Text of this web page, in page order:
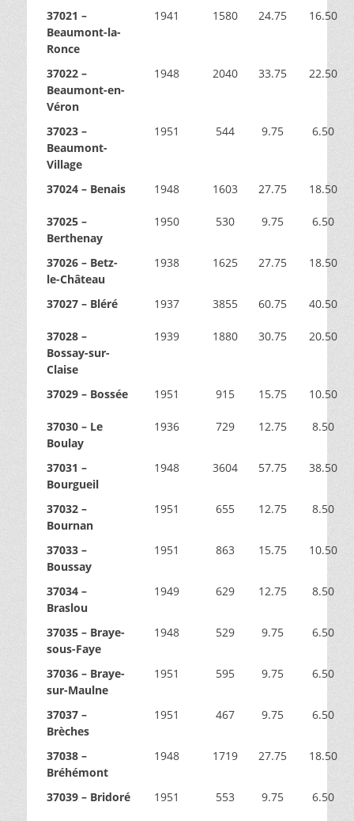
37021 –
Beaumont-la-
Ronce
1941 1580 24.75 16.50
37022 –
Beaumont-en-
Véron
1948 2040 33.75 22.50
37023 –
Beaumont-
Village
1951 544 9.75 6.50
37024 – Benais 1948 1603 27.75 18.50
37025 –
Berthenay
1950 530 9.75 6.50
37026 – Betz-
le-Château
1938 1625 27.75 18.50
37027 – Bléré 1937 3855 60.75 40.50
37028 –
Bossay-sur-
Claise
1939 1880 30.75 20.50
37029 – Bossée 1951 915 15.75 10.50
37030 – Le
Boulay
1936 729 12.75 8.50
37031 –
Bourgueil
1948 3604 57.75 38.50
37032 –
Bournan
1951 655 12.75 8.50
37033 –
Boussay
1951 863 15.75 10.50
37034 –
Braslou
1949 629 12.75 8.50
37035 – Braye-
sous-Faye
1948 529 9.75 6.50
37036 – Braye-
sur-Maulne
1951 595 9.75 6.50
37037 –
Brèches
1951 467 9.75 6.50
37038 –
Bréhémont
1948 1719 27.75 18.50
37039 – Bridoré 1951 553 9.75 6.50